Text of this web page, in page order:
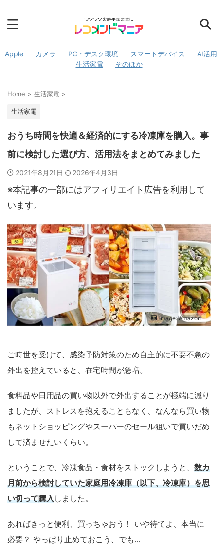
Apple カメラ PC・デスク環境 スマートデバイス
AI活用
生活家電
そのほか
Home > 生活家電 >
生活家電
おうち時間を快適＆経済的にする冷凍庫を購入。事
前に検討した選び方、活用法をまとめてみました
2021年8月21日 2026年4月3日
※本記事の一部にはアフィリエイト広告を利用して
います。
Image: Amazon
ご時世を受けて、感染予防対策のため自主的に不要不急の
外出を控えていると、在宅時間が急増。
食料品や日用品の買い物以外で外出することが極端に減り
ましたが、ストレスを抱えることもなく、なんなら買い物
もネットショッピングやスーパーのセール狙いで買いだめ
して済ませたいくらい。
ということで、冷凍食品・食材をストックしようと、 数カ
月前から検討していた家庭用冷凍庫（以下、冷凍庫）を思
い切って購入しました。
あればきっと便利、買っちゃおう！ いや待てよ、本当に
必要？ やっぱり止めておこう、でも...